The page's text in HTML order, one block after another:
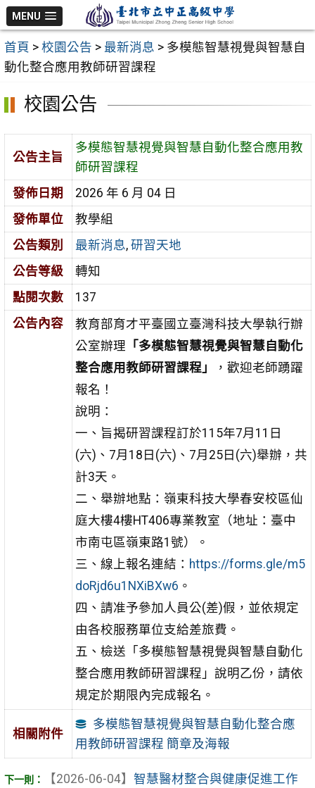
跳
至
主
要
MENU
首頁 > 校園公告 > 最新消息 > 多模態智慧視覺與智慧自
動化整合應用教師研習課程
校園公告
公告主旨
多模態智慧視覺與智慧自動化整合應用教
師研習課程
發佈日期
2026 年 6 月 04 日
發佈單位
教學組
公告類別
最新消息, 研習天地
公告等級
轉知
點閱次數
137
公告內容
教育部育才平臺國立臺灣科技大學執行辦
公室辦理 「多模態智慧視覺與智慧自動化
整合應用教師研習課程」
，歡迎老師踴躍
報名！
說明：
一、旨揭研習課程訂於115年7月11日
(六)、7月18日(六)、7月25日(六)舉辦，共
計3天。
二、舉辦地點：嶺東科技大學春安校區仙
庭大樓4樓HT406專業教室（地址：臺中
市南屯區嶺東路1號）。
三、線上報名連結： https://forms.gle/m5
doRjd6u1NXiBXw6 。
四、請准予參加人員公(差)假，並依規定
由各校服務單位支給差旅費。
五、檢送「多模態智慧視覺與智慧自動化
整合應用教師研習課程」說明乙份，請依
規定於期限內完成報名。
相關附件
多模態智慧視覺與智慧自動化整合應
用教師研習課程 簡章及海報
【2026-06-04】 智慧醫材整合與健康促進工作